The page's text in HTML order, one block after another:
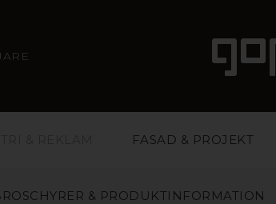
FASAD & PROJEKT
& PRODUKTINFORMATION